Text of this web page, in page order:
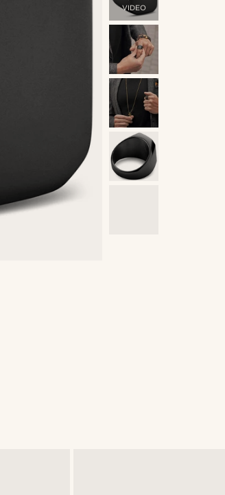
VIDEO